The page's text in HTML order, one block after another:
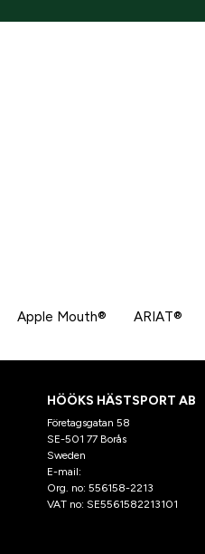
Apple Mouth® ARIAT®
HÖÖKS HÄSTSPORT AB
Företagsgatan 58
SE-501 77 Borås
Sweden
E-mail:
Org. no: 556158-2213
VAT no: SE5561582213101